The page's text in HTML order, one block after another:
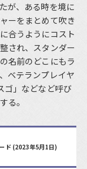
が、ある時を境に
ーをまとめて吹き
合うようにコスト
され、スタンダー
名前のどこにもラ
ベテランプレイヤ
ゴ」などなど呼び
る。
(2023年5月1日)